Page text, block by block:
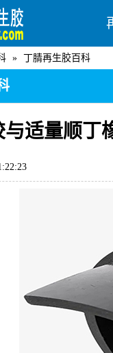
丁腈再生胶百科
与适量顺丁